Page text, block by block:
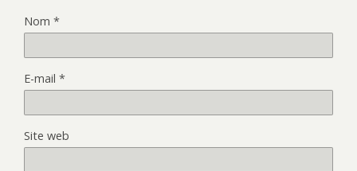
Nom *
E-mail *
Site web